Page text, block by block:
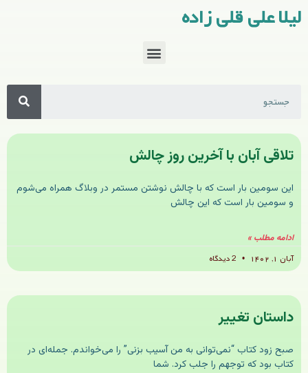
لیلا علی قلی زاده
تلاقی آبان با آخرین روز چالش
این سومین بار است که با چالش نوشتن مستمر در وبلاگ همراه می‌شوم
و سومین بار است که این چالش
ادامه مطلب »
آبان ۱, ۱۴۰۲
داستان تغییر
صبح زود کتاب “نمی‌توانی به من آسیب بزنی” را می‌خواندم. جمله‌‌ای در
کتاب بود که توجهم را جلب کرد. شما